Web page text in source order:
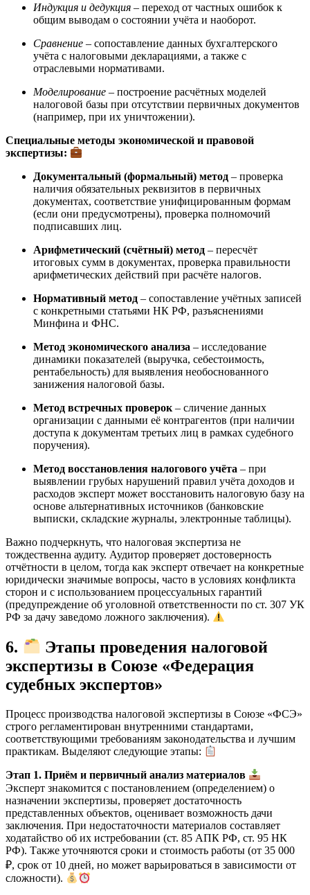
Индукция и дедукция – переход от частных ошибок к
общим выводам о состоянии учёта и наоборот.
Сравнение – сопоставление данных бухгалтерского
учёта с налоговыми декларациями, а также с
отраслевыми нормативами.
Моделирование – построение расчётных моделей
налоговой базы при отсутствии первичных документов
(например, при их уничтожении).
Специальные методы экономической и правовой
экспертизы:
Документальный (формальный) метод – проверка
наличия обязательных реквизитов в первичных
документах, соответствие унифицированным формам
(если они предусмотрены), проверка полномочий
подписавших лиц.
Арифметический (счётный) метод – пересчёт
итоговых сумм в документах, проверка правильности
арифметических действий при расчёте налогов.
Нормативный метод – сопоставление учётных записей
с конкретными статьями НК РФ, разъяснениями
Минфина и ФНС.
Метод экономического анализа – исследование
динамики показателей (выручка, себестоимость,
рентабельность) для выявления необоснованного
занижения налоговой базы.
Метод встречных проверок – сличение данных
организации с данными её контрагентов (при наличии
доступа к документам третьих лиц в рамках судебного
поручения).
Метод восстановления налогового учёта – при
выявлении грубых нарушений правил учёта доходов и
расходов эксперт может восстановить налоговую базу на
основе альтернативных источников (банковские
выписки, складские журналы, электронные таблицы).
Важно подчеркнуть, что налоговая экспертиза не
тождественна аудиту. Аудитор проверяет достоверность
отчётности в целом, тогда как эксперт отвечает на конкретные
юридически значимые вопросы, часто в условиях конфликта
сторон и с использованием процессуальных гарантий
(предупреждение об уголовной ответственности по ст. 307 УК
РФ за дачу заведомо ложного заключения).
6.
Этапы проведения налоговой
экспертизы в Союзе «Федерация
судебных экспертов»
Процесс производства налоговой экспертизы в Союзе «ФСЭ»
строго регламентирован внутренними стандартами,
соответствующими требованиям законодательства и лучшим
практикам. Выделяют следующие этапы:
Этап 1. Приём и первичный анализ материалов
Эксперт знакомится с постановлением (определением) о
назначении экспертизы, проверяет достаточность
представленных объектов, оценивает возможность дачи
заключения. При недостаточности материалов составляет
ходатайство об их истребовании (ст. 85 АПК РФ, ст. 95 НК
РФ). Также уточняются сроки и стоимость работы (от 35 000
₽, срок от 10 дней, но может варьироваться в зависимости от
сложности).